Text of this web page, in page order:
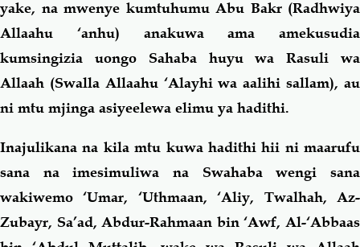
yake, na mwenye kumtuhumu Abu Bakr (Radhwiya
Allaahu ‘anhu) anakuwa ama amekusudia
kumsingizia uongo Sahaba huyu wa Rasuli wa
Allaah (Swalla Allaahu ‘Alayhi wa aalihi sallam), au
ni mtu mjinga asiyeelewa elimu ya hadithi.
Inajulikana na kila mtu kuwa hadithi hii ni maarufu
sana na imesimuliwa na Swahaba wengi sana
wakiwemo ‘Umar, ‘Uthmaan, ‘Aliy, Twalhah, Az-
Zubayr, Sa’ad, Abdur-Rahmaan bin ‘Awf, Al-‘Abbaas